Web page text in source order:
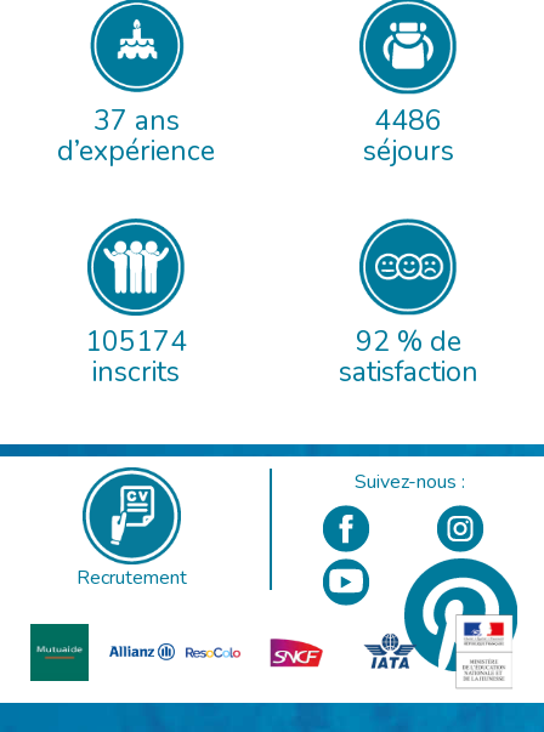
37 ans
d’expérience
4486
séjours
105174
inscrits
92 % de
satisfaction
Recrutement
Suivez-nous :